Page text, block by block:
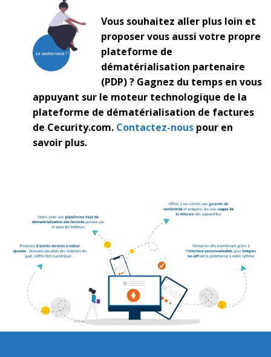
Vous souhaitez aller plus loin et
proposer vous aussi votre propre
plateforme de
dématérialisation partenaire
(PDP) ? Gagnez du temps en vous
appuyant sur le moteur technologique de la
plateforme de dématérialisation de factures
de Cecurity.com. Contactez-nouspour en
savoir plus.